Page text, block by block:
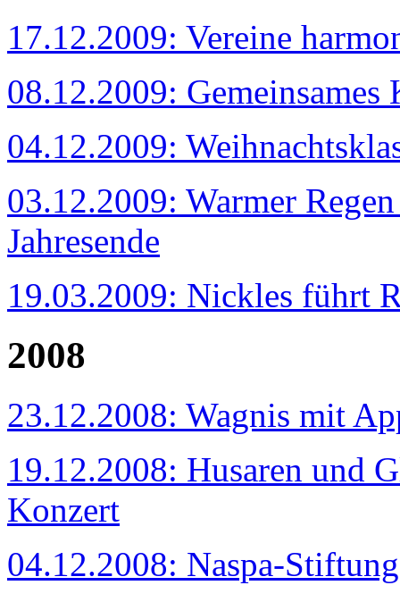
17.12.2009: Vereine
08.12.2009: Gemeinsames
04.12.2009:
03.12.2009: Warmer
Jahresende
19.03.2009: Nickles führt
2008
23.12.2008: Wagnis mit
19.12.2008: Husaren und
Konzert
04.12.2008: Naspa-